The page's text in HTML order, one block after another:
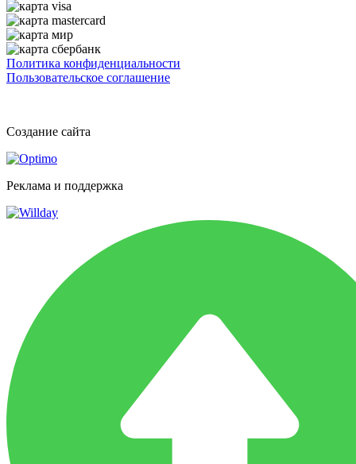
Политика конфиденциальности
Пользовательское соглашение
Создание сайта
Реклама и поддержка